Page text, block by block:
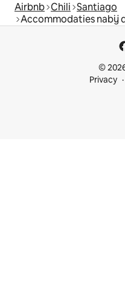
Airbnb Chili Santiago
Accommodaties nabij
©
Privacy